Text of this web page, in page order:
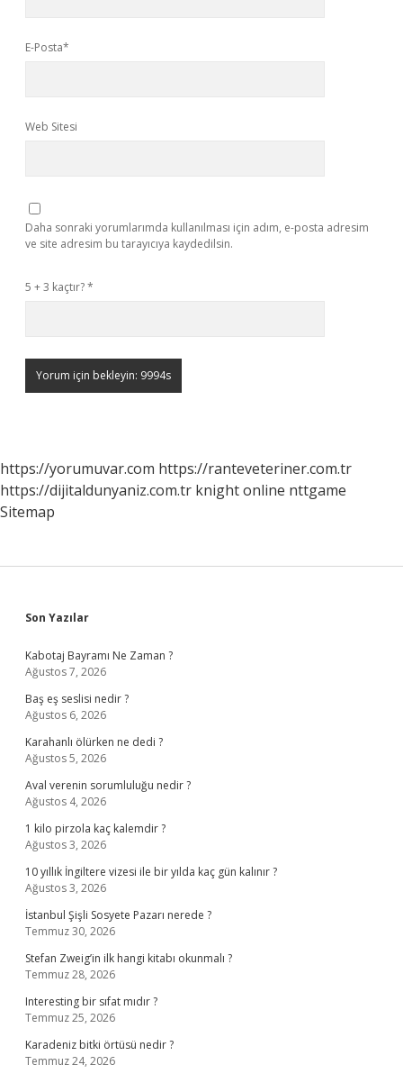
E-Posta*
Web Sitesi
Daha sonraki yorumlarımda kullanılması için adım, e-posta adresim
ve site adresim bu tarayıcıya kaydedilsin.
5 + 3 kaçtır?*
https://yorumuvar.com https://ranteveteriner.com.tr
https://dijitaldunyaniz.com.tr knight online nttgame
Sitemap
Sidebar
Son Yazılar
Kabotaj Bayramı Ne Zaman ?
Ağustos 7, 2026
Baş eş seslisi nedir ?
Ağustos 6, 2026
Karahanlı ölürken ne dedi ?
Ağustos 5, 2026
Aval verenin sorumluluğu nedir ?
Ağustos 4, 2026
1 kilo pirzola kaç kalemdir ?
Ağustos 3, 2026
10 yıllık İngiltere vizesi ile bir yılda kaç gün kalınır ?
Ağustos 3, 2026
İstanbul Şişli Sosyete Pazarı nerede ?
Temmuz 30, 2026
Stefan Zweig’in ilk hangi kitabı okunmalı ?
Temmuz 28, 2026
Interesting bir sıfat mıdır ?
Temmuz 25, 2026
Karadeniz bitki örtüsü nedir ?
Temmuz 24, 2026